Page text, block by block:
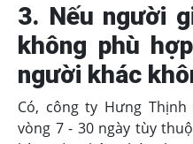
3. Nếu người
không phù
người khác
Có, công ty Hưng
vòng 7 - 30 ngày tùy